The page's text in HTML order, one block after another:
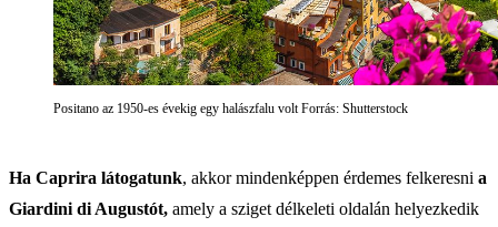
Positano az 1950-es évekig egy halászfalu volt Forrás: Shutterstock
Ha Caprira látogatunk, akkor mindenképpen érdemes felkeresni a
Giardini di Augustót, amely a sziget délkeleti oldalán helyezkedik